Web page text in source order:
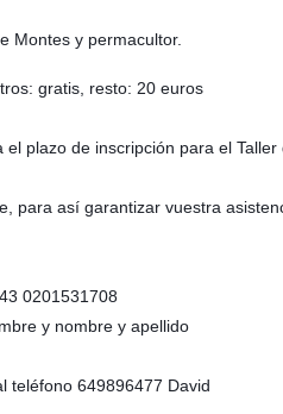
Montes y permacultor.
gratis, resto: 20 euros
plazo de inscripción para el
para así garantizar vuestra
0201531708
y nombre y apellido
teléfono 649896477 David